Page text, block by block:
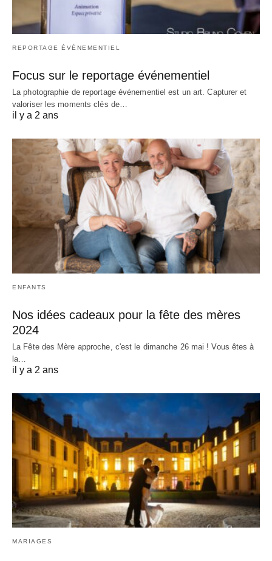
REPORTAGE ÉVÉNEMENTIEL
Focus sur le reportage événementiel
La photographie de reportage événementiel est un art. Capturer et
valoriser les moments clés de…
il y a 2 ans
ENFANTS
Nos idées cadeaux pour la fête des mères
2024
La Fête des Mère approche, c'est le dimanche 26 mai ! Vous êtes à
la…
il y a 2 ans
MARIAGES